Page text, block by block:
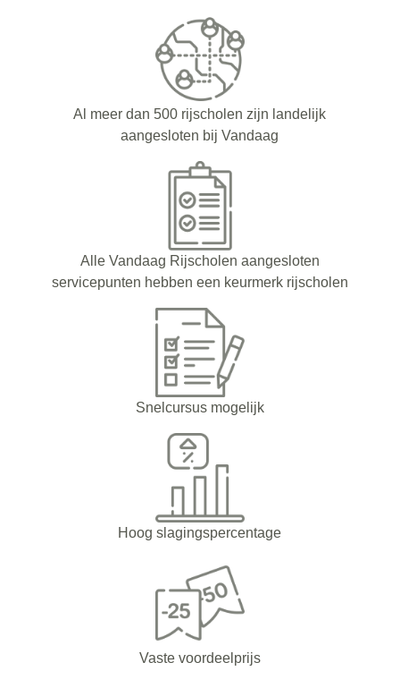
Al meer dan 500 rijscholen zijn landelijk
aangesloten bij Vandaag
Alle Vandaag Rijscholen aangesloten
servicepunten hebben een keurmerk rijscholen
Snelcursus mogelijk
Hoog slagingspercentage
Vaste voordeelprijs